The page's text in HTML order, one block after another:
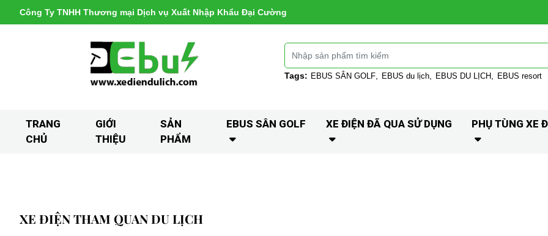
Công Ty TNHH Thương mại Dịch vụ Xuất Nhập Khẩu Đại Cường
Tags: EBUS SÂN GOLF EBUS du lịch EBUS DU LỊCH EBUS resort
TRANG
CHỦ
GIỚI
THIỆU
SẢN
PHẨM
EBUS SÂN GOLF XE ĐIỆN ĐÃ QUA SỬ DỤNG PHỤ TÙNG XE
XE ĐIỆN THAM QUAN DU LỊCH